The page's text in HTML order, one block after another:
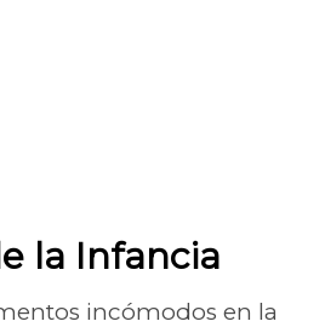
la Infancia
incómodos en la